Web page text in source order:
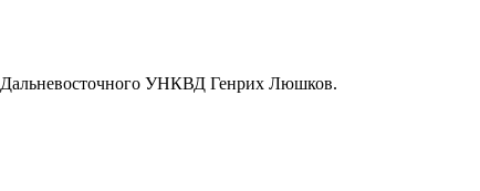
УНКВД Генрих Люшков.